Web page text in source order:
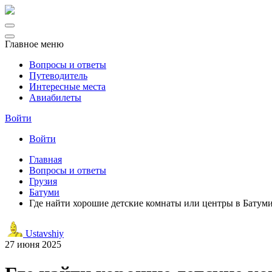
Главное меню
Вопросы и ответы
Путеводитель
Интересные места
Авиабилеты
Войти
Войти
Главная
Вопросы и ответы
Грузия
Батуми
Где найти хорошие детские комнаты или центры в
Ustavshiy
27 июня 2025